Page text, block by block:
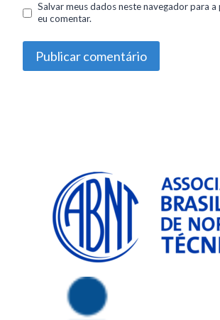
Salvar meus dados neste navegador para
eu comentar.